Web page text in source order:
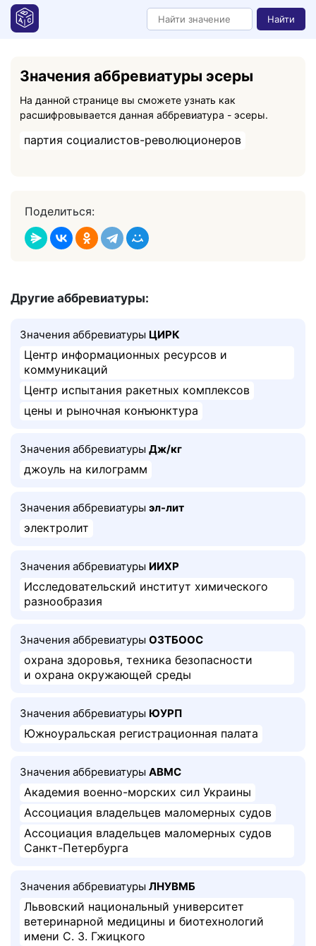
Найти
Значения аббревиатуры эсеры
На данной странице вы сможете узнать как
расшифровывается данная аббревиатура - эсеры.
партия социалистов-революционеров
Поделиться:
Другие аббревиатуры:
Значения аббревиатуры ЦИРК
Центр информационных ресурсов и
коммуникаций
Центр испытания ракетных комплексов
цены и рыночная конъюнктура
Значения аббревиатуры Дж/кг
джоуль на килограмм
Значения аббревиатуры эл-лит
электролит
Значения аббревиатуры ИИХР
Исследовательский институт химического
разнообразия
Значения аббревиатуры ОЗТБООС
охрана здоровья, техника безопасности
и охрана окружающей среды
Значения аббревиатуры ЮУРП
Южноуральская регистрационная палата
Значения аббревиатуры АВМС
Академия военно-морских сил Украины
Ассоциация владельцев маломерных судов
Ассоциация владельцев маломерных судов
Санкт-Петербурга
Значения аббревиатуры ЛНУВМБ
Львовский национальный университет
ветеринарной медицины и биотехнологий
имени С. З. Гжицкого